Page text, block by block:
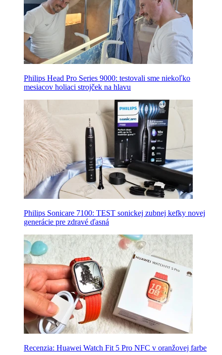
Philips Head Pro Series 9000: testovali sme niekoľko
mesiacov holiaci strojček na hlavu
Philips Sonicare 7100: TEST sonickej zubnej kefky novej
generácie pre zdravé ďasná
Recenzia: Huawei Watch Fit 5 Pro NFC v oranžovej farbe